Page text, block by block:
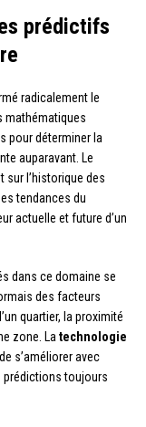
prédictifs
radicalement le
mathématiques
pour déterminer la
auparavant. Le
sur l’historique des
tendances du
actuelle et future d’un
dans ce domaine se
des facteurs
quartier, la proximité
zone. Latechnologie
s’améliorer avec
prédictions toujours